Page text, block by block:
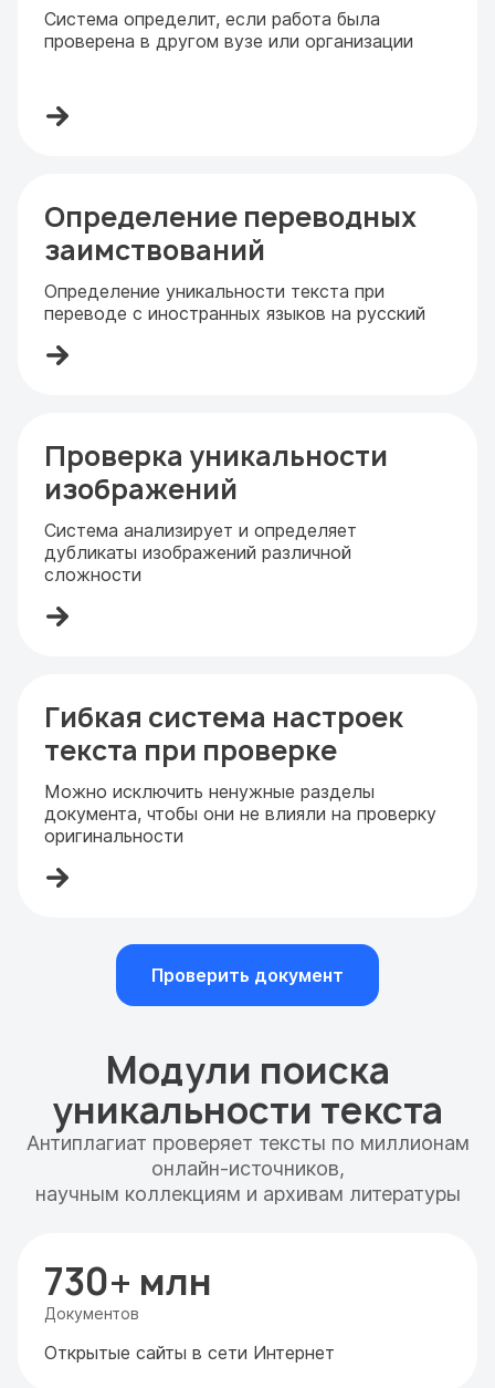
Система определит, если работа была
проверена в другом вузе или организации
Определение переводных
заимствований
Определение уникальности текста при
переводе с иностранных языков на русский
Гибкая система настроек
текста при проверке
Можно исключить ненужные разделы
документа, чтобы они не влияли на проверку
оригинальности
Проверка уникальности
изображений
Система анализирует и определяет
дубликаты изображений различной
сложности
Проверить документ
Модули поиска
уникальности текста
Антиплагиат проверяет тексты по миллионам
онлайн-источников,
научным коллекциям и архивам литературы
730+ млн
Документов
Открытые сайты в сети Интернет